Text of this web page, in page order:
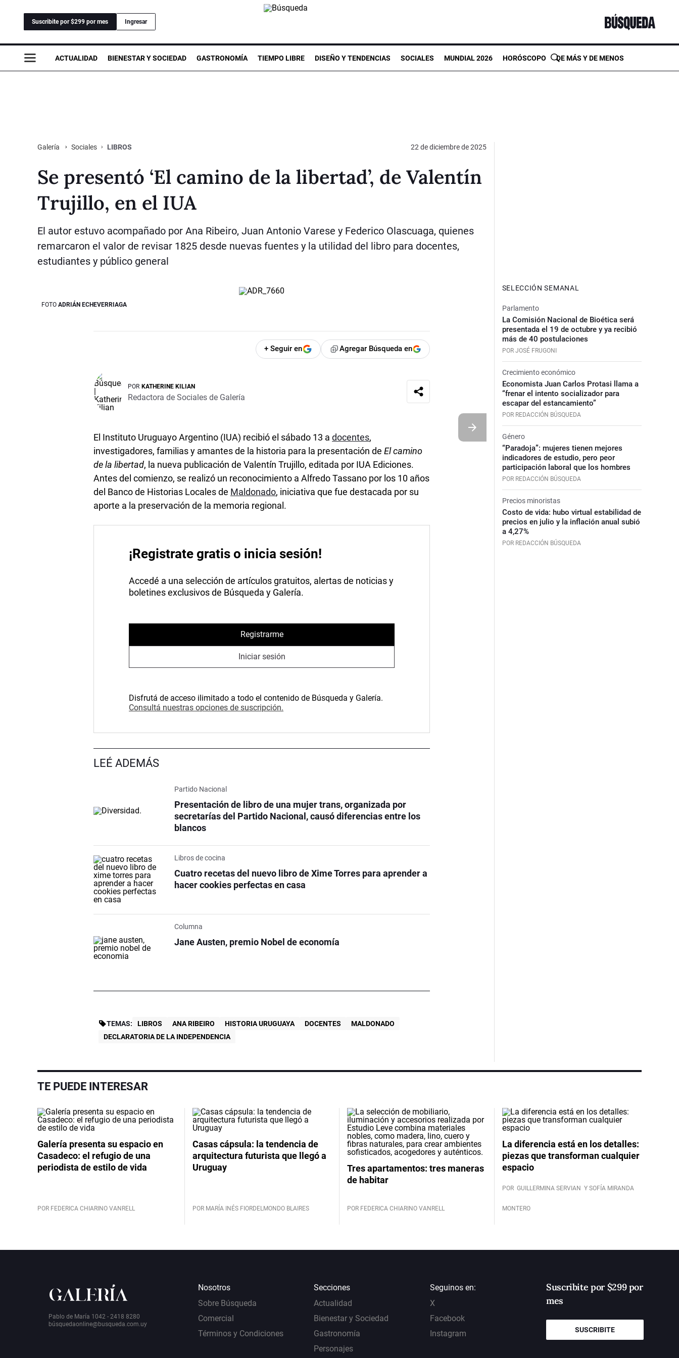
Suscribite por $299 por mes Ingresar
ACTUALIDAD BIENESTAR Y SOCIEDAD GASTRONOMÍA TIEMPO LIBRE DISEÑO Y TENDENCIAS SOCIALES MUNDIAL 2026 HORÓSCOPO DE MÁS Y DE MENOS
Galería Sociales LIBROS 22 de diciembre de 2025
Se presentó ‘El camino de la libertad’, de Valentín
Trujillo, en el IUA
El autor estuvo acompañado por Ana Ribeiro, Juan Antonio Varese y Federico Olascuaga, quienes
remarcaron el valor de revisar 1825 desde nuevas fuentes y la utilidad del libro para docentes,
estudiantes y público general
FOTO ADRIÁN ECHEVERRIAGA
+ Seguir en Agregar Búsqueda en
POR KATHERINE KILIAN
Redactora de Sociales de Galería
El Instituto Uruguayo Argentino (IUA) recibió el sábado 13 adocentes,
investigadores, familias y amantes de la historia para la presentación deEl camino
de la libertad, la nueva publicación de Valentín Trujillo, editada por IUA Ediciones.
Antes del comienzo, se realizó un reconocimiento a Alfredo Tassano por los 10 años
del Banco de Historias Locales de Maldonado, iniciativa que fue destacada por su
aporte a la preservación de la memoria regional.
¡Registrate gratis o inicia sesión!
Accedé a una selección de artículos gratuitos, alertas de noticias y
boletines exclusivos de Búsqueda y Galería.
Registrarme
Iniciar sesión
Disfrutá de acceso ilimitado a todo el contenido de Búsqueda y Galería.
Consultá nuestras opciones de suscripción.
LEÉ ADEMÁS
Partido Nacional
Presentación de libro de una mujer trans, organizada por
secretarías del Partido Nacional, causó diferencias entre los
blancos
Libros de cocina
Cuatro recetas del nuevo libro de Xime Torres para aprender a
hacer cookies perfectas en casa
Columna
Jane Austen, premio Nobel de economía
TEMAS: LIBROS ANA RIBEIRO HISTORIA URUGUAYA DOCENTES
MALDONADO
DECLARATORIA DE LA INDEPENDENCIA
SELECCIÓN SEMANAL
Parlamento
La Comisión Nacional de Bioética será
presentada el 19 de octubre y ya recibió
más de 40 postulaciones
POR JOSÉ FRUGONI
Crecimiento económico
Economista Juan Carlos Protasi llama a
“frenar el intento socializador para
escapar del estancamiento”
POR REDACCIÓN BÚSQUEDA
Género
“Paradoja”: mujeres tienen mejores
indicadores de estudio, pero peor
participación laboral que los hombres
POR REDACCIÓN BÚSQUEDA
Precios minoristas
Costo de vida: hubo virtual estabilidad de
precios en julio y la inflación anual subió
a 4,27%
POR REDACCIÓN BÚSQUEDA
TE PUEDE INTERESAR
Galería presenta su espacio en
Casadeco: el refugio de una
periodista de estilo de vida
POR FEDERICA CHIARINO VANRELL
Casas cápsula: la tendencia de
arquitectura futurista que llegó a
Uruguay
POR MARÍA INÉS FIORDELMONDO BLAIRES
Tres apartamentos: tres maneras
de habitar
POR FEDERICA CHIARINO VANRELL
La diferencia está en los detalles:
piezas que transforman cualquier
espacio
POR GUILLERMINA SERVIAN Y SOFÍA MIRANDA
MONTERO
Pablo de María 1042 - 2418 8280
búsquedaonline@busqueda.com.uy
Nosotros
Sobre Búsqueda
Comercial
Términos y Condiciones
Secciones
Actualidad
Bienestar y Sociedad
Gastronomía
Personajes
Seguinos en:
X
Facebook
Instagram
Suscribite por $299 por
mes
SUSCRIBITE